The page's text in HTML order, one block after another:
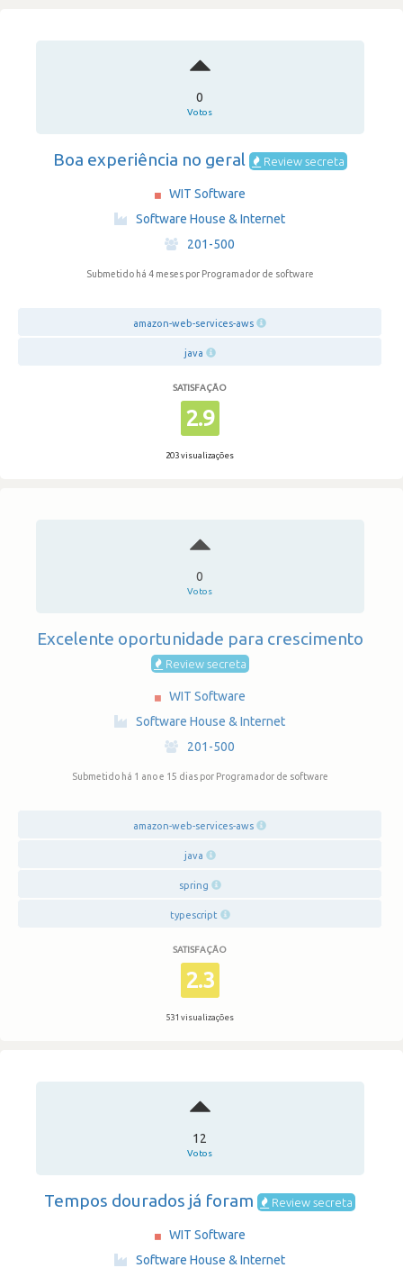
0
Votos
Boa experiência no geral Review secreta
WIT Software
Software House & Internet
·
201-500
Submetido há 4 meses por Programador de software
amazon-web-services-aws
java
SATISFAÇÃO
2.9
203 visualizações
0
Votos
Excelente oportunidade para crescimento
Review secreta
WIT Software
Software House & Internet
·
201-500
Submetido há 1 ano e 15 dias por Programador de software
amazon-web-services-aws
java
spring
typescript
SATISFAÇÃO
2.3
531 visualizações
12
Votos
Tempos dourados já foram Review secreta
WIT Software
Software House & Internet